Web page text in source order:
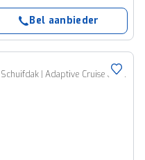
Bel aanbieder
LYNK & CO 1.5TD PHEV *01* | Carplay | Schuifdak | Adaptive Cruise & Climate Control | Stoel & Stuur Verwarming | PDC | Privacy | Navigatie | Bluetooth |